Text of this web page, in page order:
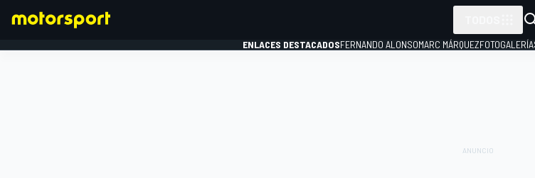
ENLACES DESTACADOSFERNANDO ALONSOMARC MÁRQUEZ